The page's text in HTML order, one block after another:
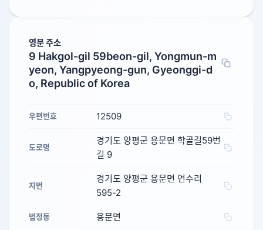
영문 주소
9 Hakgol-gil 59beon-gil, Yongmun-m
yeon, Yangpyeong-gun, Gyeonggi-d
o, Republic of Korea
우편번호 12509
도로명
경기도 양평군 용문면 학골길59번
길 9
지번
경기도 양평군 용문면 연수리
595-2
법정동 용문면